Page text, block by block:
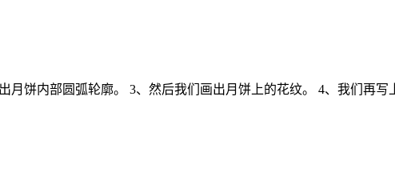
月饼内部圆弧轮廓。 3、然后我们画出月饼上的花纹。 4、我们再